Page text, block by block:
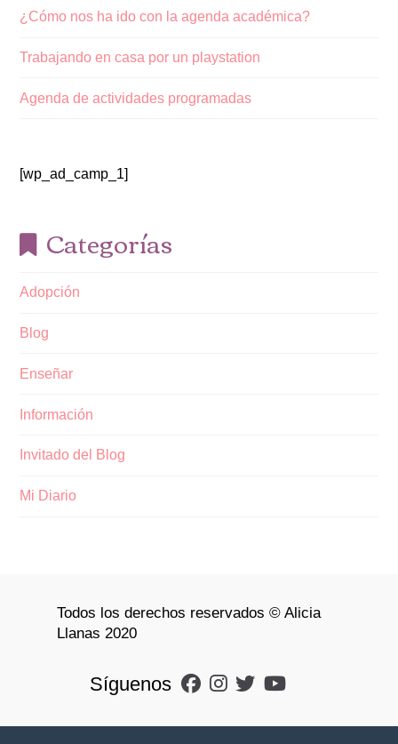
¿Cómo nos ha ido con la agenda académica?
Trabajando en casa por un playstation
Agenda de actividades programadas
[wp_ad_camp_1]
Categorías
Adopción
Blog
Enseñar
Información
Invitado del Blog
Mi Diario
Todos los derechos reservados © Alicia
Llanas 2020
Síguenos